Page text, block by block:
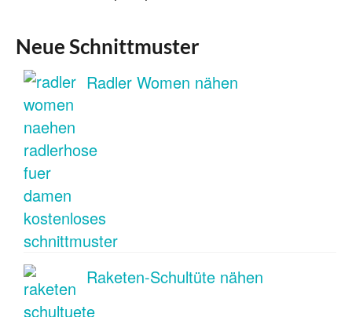
Neue Schnittmuster
Radler Women nähen
Raketen-Schultüte nähen